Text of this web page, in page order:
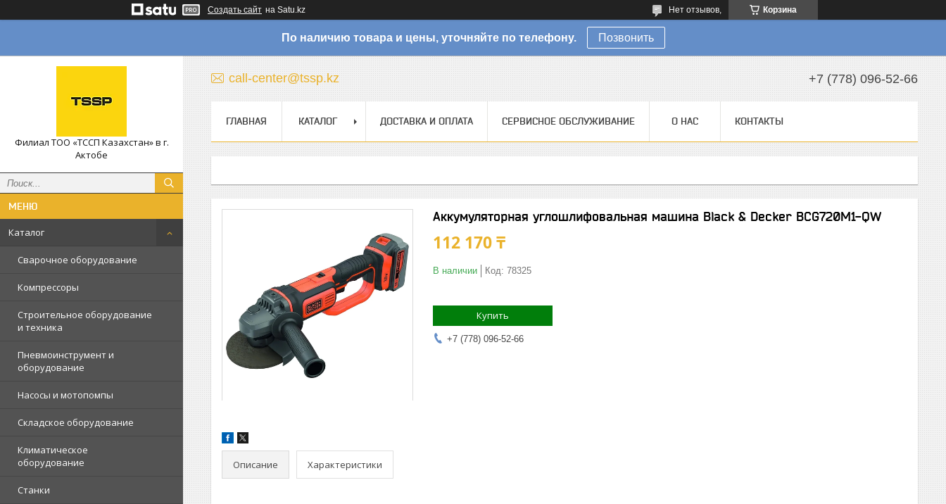
Создать сайт на Satu.kz Корзина
Нет отзывов,
По наличию товара и цены, уточняйте по телефону. Позвонить
Филиал ТОО «ТССП Казахстан» в г.
Актобе
Каталог
Сварочное оборудование
Компрессоры
Строительное оборудование
и техника
Пневмоинструмент и
оборудование
Насосы и мотопомпы
Складское оборудование
Климатическое
оборудование
Станки
call-center@tssp.kz +7 (778) 096-52-66
ГЛАВНАЯ КАТАЛОГ ДОСТАВКА И ОПЛАТА СЕРВИСНОЕ ОБСЛУЖИВАНИЕ О НАС КОНТАКТЫ
Аккумуляторная углошлифовальная машина Black & Decker BCG720M1-QW
112 170 ₸
В наличии Код: 78325
Купить
+7 (778) 096-52-66
Описание Характеристики